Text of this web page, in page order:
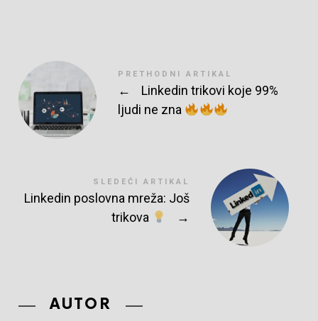
PRETHODNI ARTIKAL
←
Linkedin trikovi koje 99%
ljudi ne zna
SLEDEĆI ARTIKAL
Linkedin poslovna mreža: Još
trikova
→
AUTOR